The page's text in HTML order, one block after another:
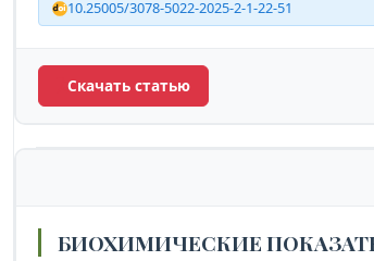
10.25005/3078-5022-2025-2-1-22-51
Скачать статью
БИОХИМИЧЕСКИЕ